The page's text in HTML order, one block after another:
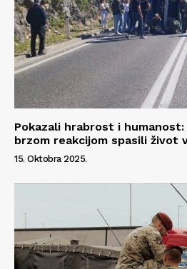
Pokazali hrabrost i humanost:
brzom reakcijom spasili život
15. Oktobra 2025.